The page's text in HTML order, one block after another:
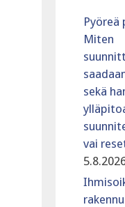
Pyöreä
Miten
sekä
vai